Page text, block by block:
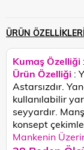
ÜRÜN ÖZELLIKLERI
Kumaş Özelliği
Ürün Özelliği :
Astarsızdır.
kullanılabilir
seyyardır.
konsept
Mankenin